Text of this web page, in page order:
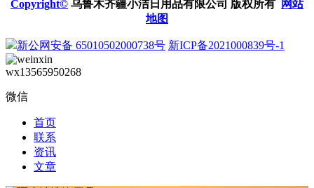
Copyright© 乌鲁木齐疆小洁日用品有限公司 版权所有
网站
地图
新公网安备 65010502000738号 新ICP备2021000839号-1
wx13565950268
微信
首页
联系
资讯
文章